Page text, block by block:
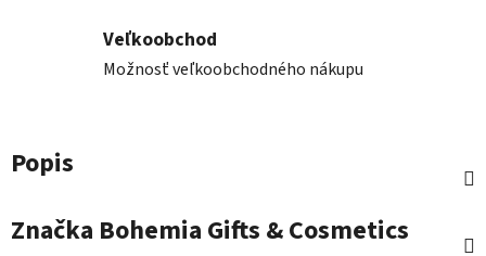
Veľkoobchod
Možnosť veľkoobchodného nákupu
Popis
Značka Bohemia Gifts & Cosmetics